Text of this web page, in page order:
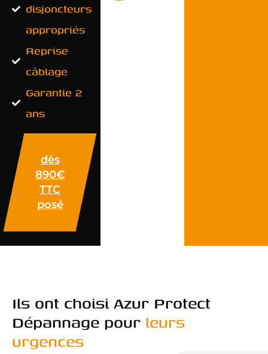
disjoncteurs
appropriés
Reprise
câblage
Garantie 2
ans
dès
890€
TTC
posé
Ils ont choisi Azur Protect
Dépannage pour leurs
urgences